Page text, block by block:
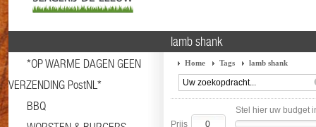
*OP WARME DAGEN GEEN
VERZENDING PostNL*
BBQ
lamb shank
Home Tags lamb shank
Stel hier uw budget
Prijs